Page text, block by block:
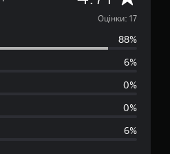
е
р
Оцінки: 17
88%
6%
0%
0%
6%